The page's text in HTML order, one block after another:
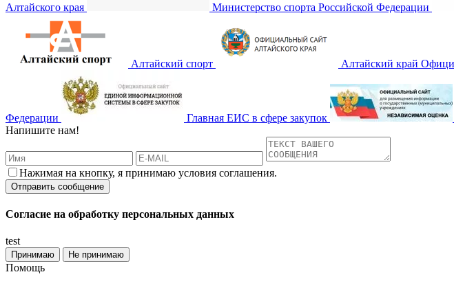
Алтайского края Министерство спорта Российской Федерации
Алтайский спорт Алтайский край
Федерации Главная ЕИС в сфере закупок
Напишите нам!
Нажимая на кнопку, я принимаю условия соглашения.
Согласие на обработку персональных данных
test
Принимаю Не принимаю
Помощь